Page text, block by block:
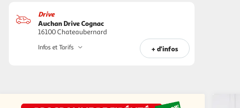
Drive
Auchan Drive Cognac
16100 Chateaubernard
+ d'infos
Infos et Tarifs